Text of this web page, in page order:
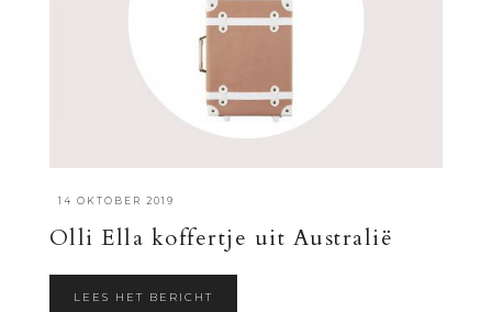
·14 OKTOBER 2019
Olli Ella koffertje uit Australië
LEES HET BERICHT